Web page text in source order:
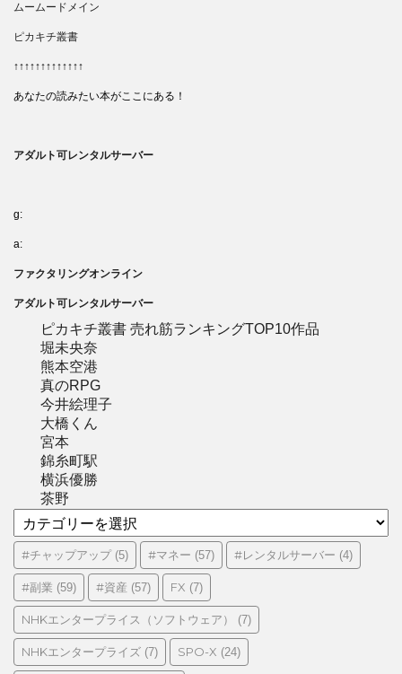
ムームードメイン
ピカキチ叢書
↑↑↑↑↑↑↑↑↑↑↑↑↑
あなたの読みたい本がここにある！
アダルト可レンタルサーバー
g:
a:
ファクタリングオンライン
アダルト可レンタルサーバー
ピカキチ叢書 売れ筋ランキングTOP10作品
堀未央奈
熊本空港
真のRPG
今井絵理子
大橋くん
宮本
錦糸町駅
横浜優勝
茶野
テ
ゴ
リ
ー
#チャップアップ(5) #マネー (57) #レンタルサーバー (4)
#副業 (59) #資産 (57) FX (7)
NHKエンタープライス（ソフトウェア） (7)
NHKエンタープライズ (7) SPO-X (24)